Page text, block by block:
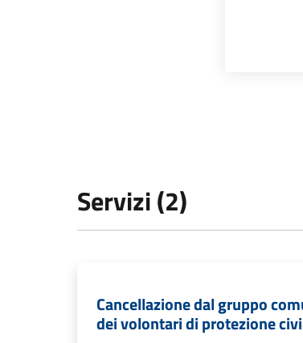
Servizi (2)
Cancellazione dal gruppo
dei volontari di protezione